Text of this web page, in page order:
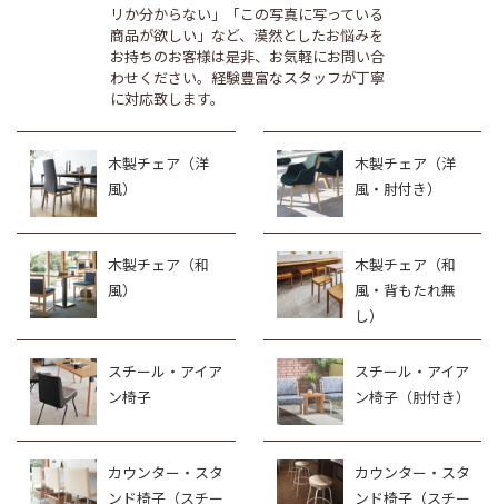
リか分からない」「この写真に写っている
商品が欲しい」など、漠然としたお悩みを
お持ちのお客様は是非、お気軽にお問い合
わせください。経験豊富なスタッフが丁寧
に対応致します。
木製チェア（洋
風）
木製チェア（洋
風・肘付き）
木製チェア（和
風）
木製チェア（和
風・背もたれ無
し）
スチール・アイア
ン椅子
スチール・アイア
ン椅子（肘付き）
カウンター・スタ
ンド椅子（スチー
カウンター・スタ
ンド椅子（スチー